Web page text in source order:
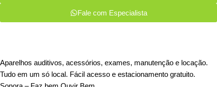
Fale com Especialista
Aparelhos auditivos, acessórios, exames, manutenção e locação.
Tudo em um só local. Fácil acesso e estacionamento gratuito.